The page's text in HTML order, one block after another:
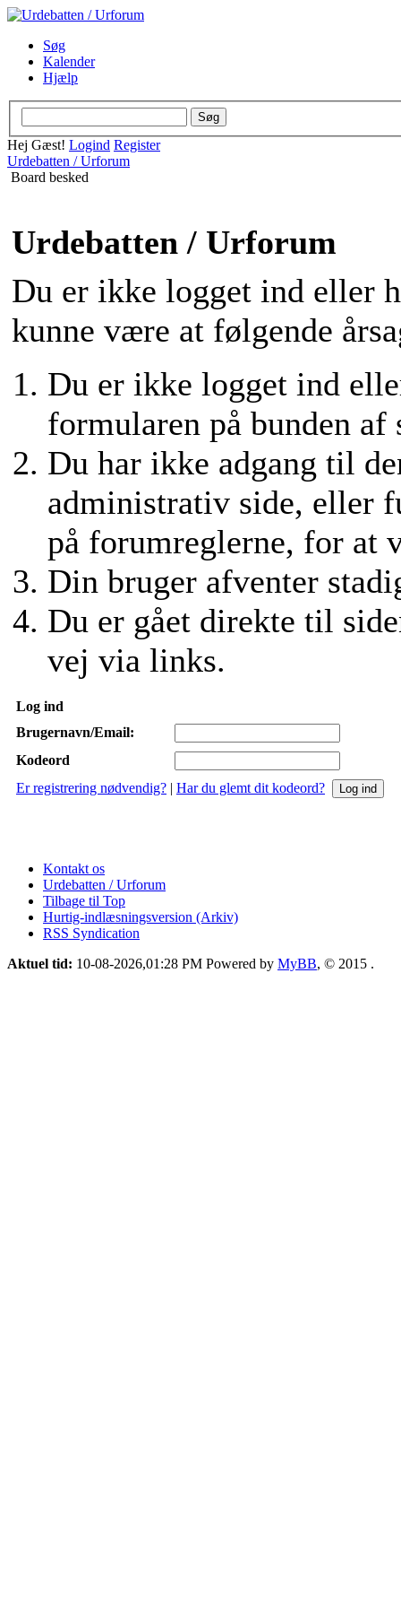
Søg
Kalender
Hjælp
Hej Gæst! Logind Register
Urdebatten / Urforum
Board besked
Urdebatten / Urforum
Du er ikke logget ind eller
kunne være at følgende
Du er ikke logget ind
formularen på bunden
Du har ikke adgang til
administrativ side, eller
på forumreglerne, for at
Din bruger afventer
Du er gået direkte til
vej via links.
Log ind
Brugernavn/Email:
Kodeord
Er registrering nødvendig? | Har du glemt dit kodeord?
Kontakt os
Urdebatten / Urforum
Tilbage til Top
Hurtig-indlæsningsversion (Arkiv)
RSS Syndication
Aktuel tid: 10-08-2026,01:28 PM Powered by MyBB, © 2015 .